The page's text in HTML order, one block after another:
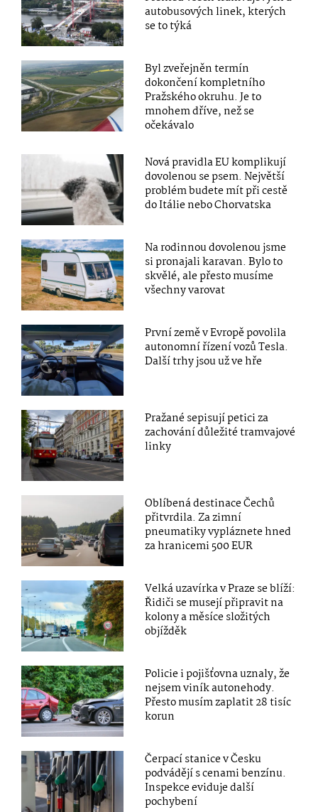
autobusových linek, kterých
se to týká
Byl zveřejněn termín
dokončení kompletního
Pražského okruhu. Je to
mnohem dříve, než se
očekávalo
Nová pravidla EU komplikují
dovolenou se psem. Největší
problém budete mít při cestě
do Itálie nebo Chorvatska
Na rodinnou dovolenou jsme
si pronajali karavan. Bylo to
skvělé, ale přesto musíme
všechny varovat
První země v Evropě povolila
autonomní řízení vozů Tesla.
Další trhy jsou už ve hře
Pražané sepisují petici za
zachování důležité tramvajové
linky
Oblíbená destinace Čechů
přitvrdila. Za zimní
pneumatiky vypláznete hned
za hranicemi 500 EUR
Velká uzavírka v Praze se blíží:
Řidiči se musejí připravit na
kolony a měsíce složitých
objížděk
Policie i pojišťovna uznaly, že
nejsem viník autonehody.
Přesto musím zaplatit 28 tisíc
korun
Čerpací stanice v Česku
podvádějí s cenami benzínu.
Inspekce eviduje další
pochybení